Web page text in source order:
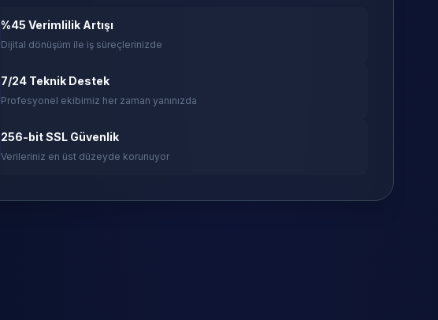
%45 Verimlilik Artışı
Dijital dönüşüm ile iş süreçlerinizde
7/24 Teknik Destek
Profesyonel ekibimiz her zaman yanınızda
256-bit SSL Güvenlik
Verileriniz en üst düzeyde korunuyor